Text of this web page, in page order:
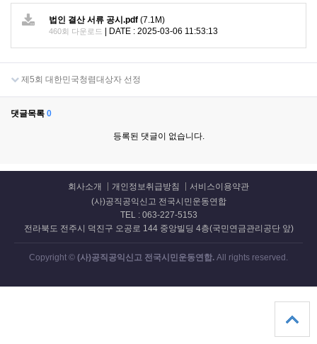
법인 결산 서류 공시.pdf (7.1M)
460회 다운로드 DATE : 2025-03-06 11:53:13
제5회 대한민국청렴대상자 선정
댓글목록 0
등록된 댓글이 없습니다.
회사소개 개인정보취급방침
서비스이용약관
(사)공직공익신고 전국시민운동연합
TEL : 063-227-5153
전라북도 전주시 덕진구 오공로 144 중앙빌딩 4층(국민연금관리공단 앞)
Copyright © (사)공직공익신고 전국시민운동연합. All rights reserved.